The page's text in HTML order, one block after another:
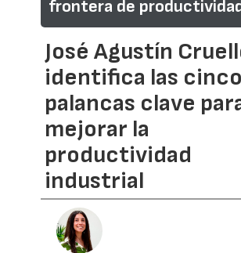
frontera de
José Agustín
identifica las cinco
palancas clave
mejorar la
productividad
industrial